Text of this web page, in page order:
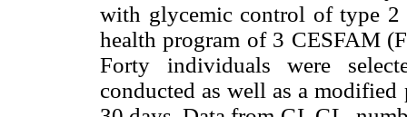
with glycemic control of type 2
health program of 3 CESFAM
Forty individuals were
conducted as well as a